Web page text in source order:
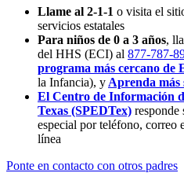
Llame al 2-1-1 o visita el
servicios estatales
Para niños de 0 a 3 años,
del HHS (ECI) al 877-787-
programa más cercano de
la Infancia), y Aprenda
El Centro de Información
Texas (SPEDTex) responde
especial por teléfono, correo
línea
Ponte en contacto con otros padres